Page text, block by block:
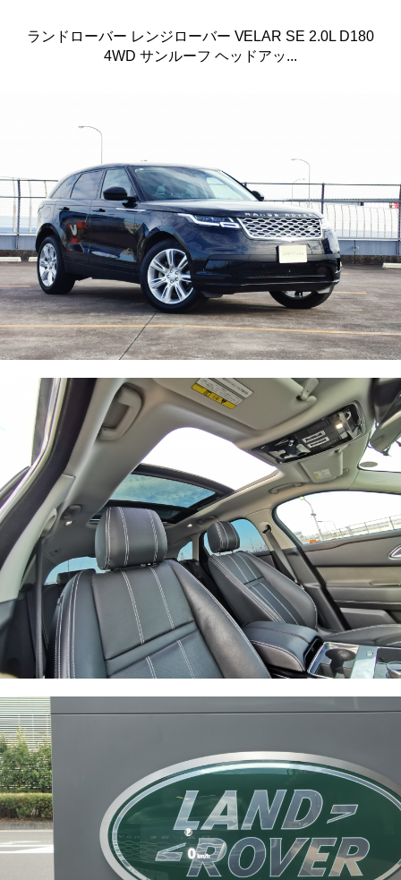
ランドローバー レンジローバー VELAR SE 2.0L D180
4WD サンルーフ ヘッドアッ...